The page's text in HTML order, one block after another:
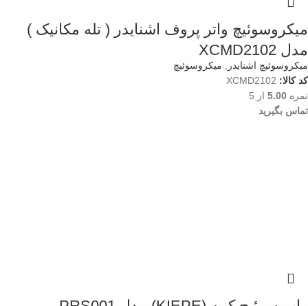
میکروسوئیچ واتر پروف اشنایدر ( تله مکانیک )
مدل XCMD2102
میکروسوئیچ اشنایدر
میکروسوئیچ
کد کالا: XCMD2102
نمره 5.00 از 5
تماس بگیرید